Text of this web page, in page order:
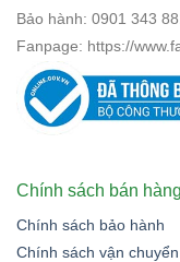
Bảo hành: 0901 343
Fanpage: https://
Chính sách bán hàng
Chính sách bảo hành
Chính sách vận chuyển